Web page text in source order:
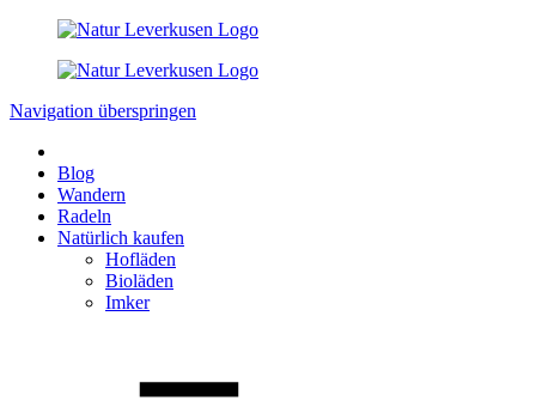
Navigation überspringen
Blog
Wandern
Radeln
Natürlich kaufen
Hofläden
Bioläden
Imker